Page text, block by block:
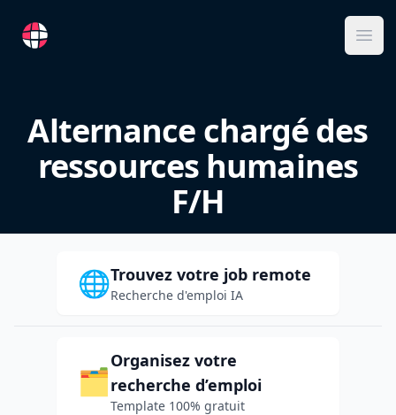
RemoteFR
Alternance chargé des
ressources humaines
F/H
🌐Trouvez votre job remote
Recherche d'emploi IA
🗂️
Organisez votre
recherche d’emploi
Template 100% gratuit